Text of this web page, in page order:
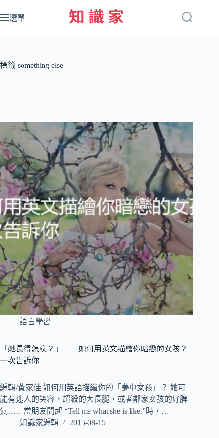
至
容
選單
標籤 something else
語言學習
「她長得怎樣？」——如何用英文描繪你暗戀的女孩？
一次告訴你
編輯/黃家佳 如何用英語描繪你的「夢中女孩」？ 她可
能有迷人的笑容，超殺的大長腿，或者鄰家女孩的好脾
氣……當朋友問起 “Tell me what she is like.”時，…
知識家編輯
2015-08-15